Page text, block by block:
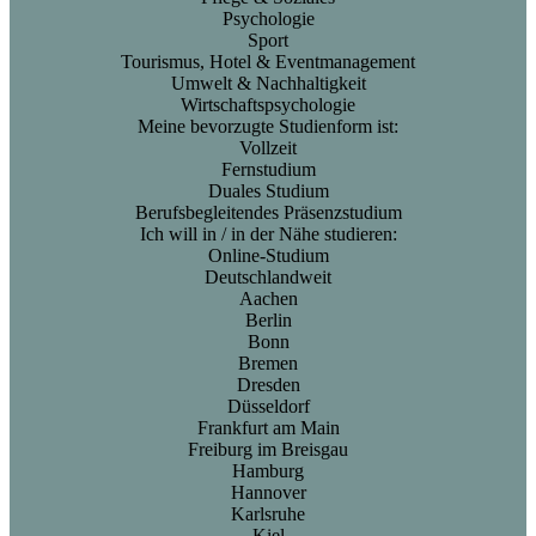
Psychologie
Sport
Tourismus, Hotel & Eventmanagement
Umwelt & Nachhaltigkeit
Wirtschaftspsychologie
Meine bevorzugte Studienform ist:
Vollzeit
Fernstudium
Duales Studium
Berufsbegleitendes Präsenzstudium
Ich will in / in der Nähe studieren:
Online-Studium
Deutschlandweit
Aachen
Berlin
Bonn
Bremen
Dresden
Düsseldorf
Frankfurt am Main
Freiburg im Breisgau
Hamburg
Hannover
Karlsruhe